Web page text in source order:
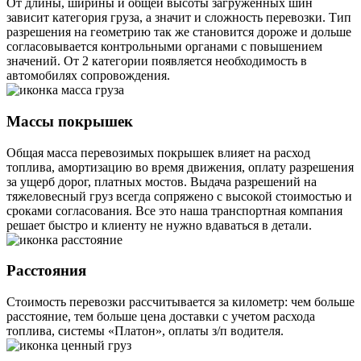
От длины, ширины и общей высоты загруженных шин
зависит категория груза, а значит и сложность перевозки. Тип
разрешения на геометрию так же становится дороже и дольше
согласовывается контрольными органами с повышением
значений. От 2 категории появляется необходимость в
автомобилях сопровождения.
Массы покрышек
Общая масса перевозимых покрышек влияет на расход
топлива, амортизацию во время движения, оплату разрешения
за ущерб дорог, платных мостов. Выдача разрешений на
тяжеловесный груз всегда сопряжено с высокой стоимостью и
сроками согласования. Все это наша транспортная компания
решает быстро и клиенту не нужно вдаваться в детали.
Расстояния
Стоимость перевозки рассчитывается за километр: чем больше
расстояние, тем больше цена доставки с учетом расхода
топлива, системы «Платон», оплаты з/п водителя.